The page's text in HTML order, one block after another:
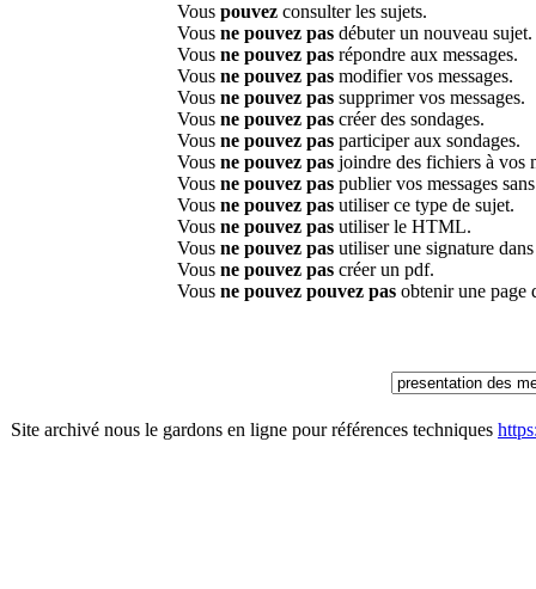
Vous pouvez consulter les sujets.
Vous ne pouvez pas débuter un nouveau sujet.
Vous ne pouvez pas répondre aux messages.
Vous ne pouvez pas modifier vos messages.
Vous ne pouvez pas supprimer vos messages.
Vous ne pouvez pas créer des sondages.
Vous ne pouvez pas participer aux sondages.
Vous ne pouvez pas joindre des fichiers à vos
Vous ne pouvez pas publier vos messages
Vous ne pouvez pas utiliser ce type de sujet.
Vous ne pouvez pas utiliser le HTML.
Vous ne pouvez pas utiliser une signature
Vous ne pouvez pas créer un pdf.
Vous ne pouvez pouvez pas obtenir une page
Site archivé nous le gardons en ligne pour références techniques